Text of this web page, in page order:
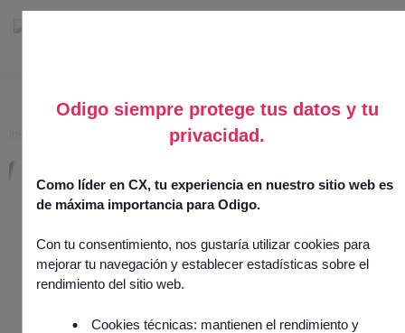
Odigo siempre protege tus datos y tu
privacidad.
Como líder en CX, tu experiencia en nuestro sitio web es
de máxima importancia para Odigo.
Con tu consentimiento, nos gustaría utilizar cookies para
mejorar tu navegación y establecer estadísticas sobre el
rendimiento del sitio web.
Cookies técnicas: mantienen el rendimiento y
Wikit
11 julio 2025 AI & Analytics
Integración por partner